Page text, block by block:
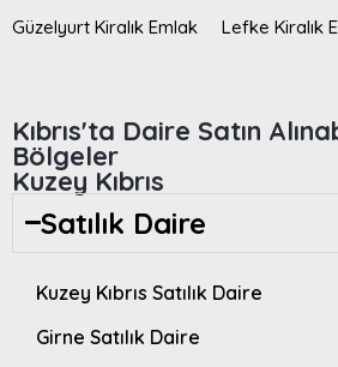
Güzelyurt Kiralık Emlak Lefke Kiralık
Kıbrıs'ta Daire Satın
Bölgeler
Kuzey Kıbrıs
Satılık Daire
Kuzey Kıbrıs Satılık Daire
Girne Satılık Daire